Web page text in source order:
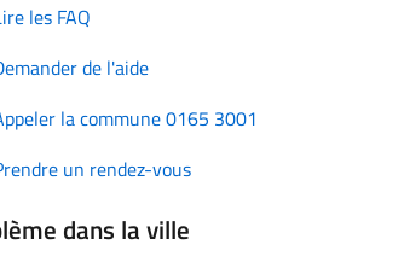
les FAQ
de l'aide
la commune 0165 3001
un rendez-vous
dans la ville